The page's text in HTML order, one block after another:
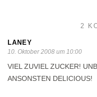
2
LANEY
10. Oktober 2008 um 10:00
VIEL ZUVIEL ZUCKER!
ANSONSTEN DELICIOUS!